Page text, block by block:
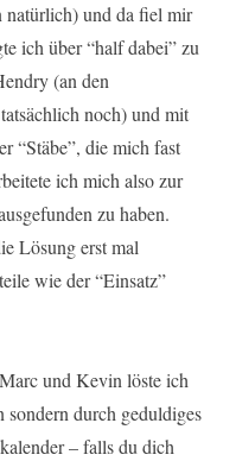
natürlich) und da fiel mir
ich über “half dabei” zu
(an den
noch) und mit
“Stäbe”, die mich fast
ich mich also zur
zu haben.
Lösung erst mal
wie der “Einsatz”
und Kevin löste ich
durch geduldiges
– falls du dich